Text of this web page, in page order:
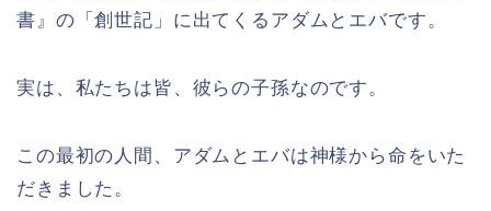
書』の「創世記」に出てくるアダムとエバです。
実は、私たちは皆、彼らの子孫なのです。
この最初の人間、アダムとエバは神様から命をいた
だきました。